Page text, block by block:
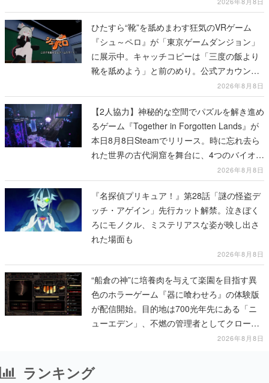
ひたすら“靴”を舐めまわす狂気のVRゲーム
『シュ～ペロ』が「東京ゲームダンジョン」
に展示中。キャッチコピーは「三度の飯より
靴を舐めよう」と前のめり。公式アカウント
も開設され、2026年リリースに向けて開発中
2026年8月8日
【2人協力】神秘的な空間でパズルを解き進め
るゲーム『Together in Forgotten Lands』が
本日8月8日Steamでリリース。時に忘れ去ら
れた世界の古代洞窟を舞台に、4つのバイオー
2026年8月8日
『名探偵プリキュア！』第28話「謎の怪盗デ
ッチ・アゲイン」先行カット解禁。泣きぼく
ろにモノクル、ミステリアスな姿が映し出さ
れた場面も
2026年8月8日
“船倉の神”に培養肉を与えて楽園を目指す異
色のホラーゲーム『器に喰わせろ』の体験版
が配信開始。目的地は700光年先にある「ニ
ューエデン」、不燃の管理者としてクローン
人間を増やし、加工して神に捧げる2026年8月8日
ランキング